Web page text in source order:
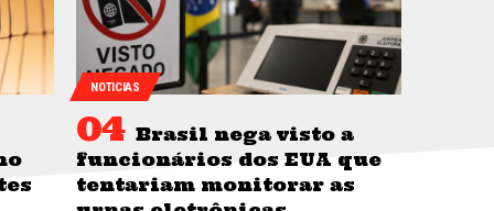
NOTICIAS
Brasil nega visto a
funcionários dos EUA que
tentariam monitorar as